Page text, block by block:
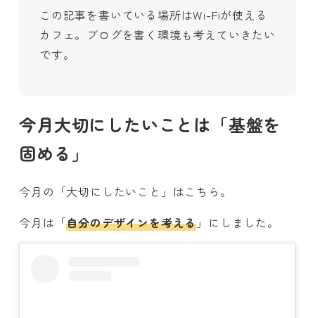
この記事を書いている場所はWi-Fiが使える
カフェ。ブログを書く環境も考えていきたい
です。
今月大切にしたいことは「基盤を
固める」
今月の「大切にしたいこと」はこちら。
今月は「自分のデザインを考える」にしました。